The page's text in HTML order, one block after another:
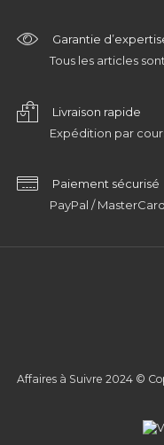
Garantie
Tous les articles
Livraison rapide
Expédition par
Paiement sécurisé
PayPal /
Affaires à Suivre 2024 ©